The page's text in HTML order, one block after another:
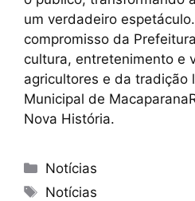
um verdadeiro
compromisso da
cultura, entretenimento e
agricultores e da tradição
Municipal de
Nova História.
Notícias
Notícias